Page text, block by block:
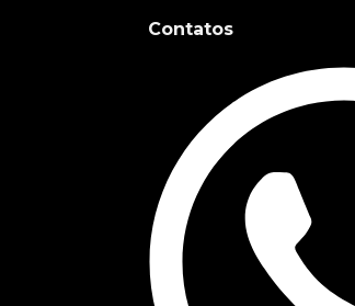
Contatos